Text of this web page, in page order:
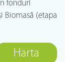
fonduri
Biomasă (etapa
Harta